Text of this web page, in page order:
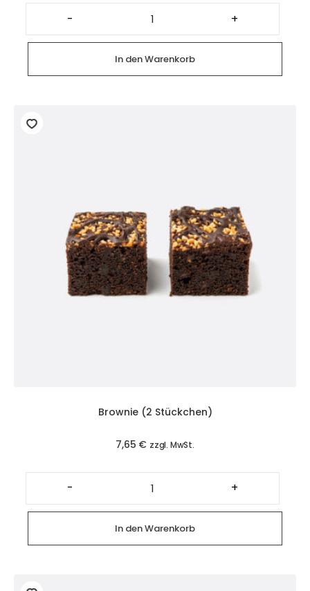
-
Macarons
(5
Stück)
Menge
+
In den Warenkorb
Brownie (2 Stückchen)
7,65 € zzgl. MwSt.
-
Brownie
(2
Stückchen)
Menge
+
In den Warenkorb